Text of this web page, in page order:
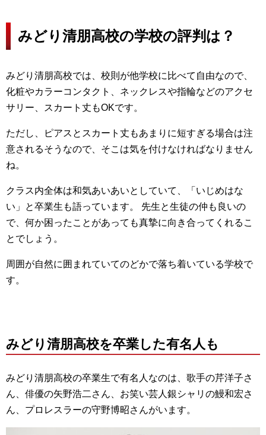
みどり清朋高校の学校の評判は？
みどり清朋高校では、校則が他学校に比べて自由なので、
化粧やカラーコンタクト、ネックレスや指輪などのアクセ
サリー、スカート丈もOKです。
ただし、ピアスとスカート丈もあまりに短すぎる場合は注
意されるそうなので、そこは気を付けなければなりません
ね。
クラス内全体は和気あいあいとしていて、「いじめはな
い」と卒業生も語っています。 先生と生徒の仲も良いの
で、何か困ったことがあっても真摯に向き合ってくれるこ
とでしょう。
周囲が自然に囲まれていてのどかで落ち着いている学校で
す。
みどり清朋高校を卒業した有名人も
みどり清朋高校の卒業生で有名人なのは、歌手の芹洋子さ
ん、俳優の矢野浩二さん、お笑い芸人銀シャリの鰻和宏さ
ん、プロレスラーの守野博昭さんがいます。